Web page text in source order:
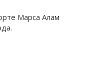
Марса Алам